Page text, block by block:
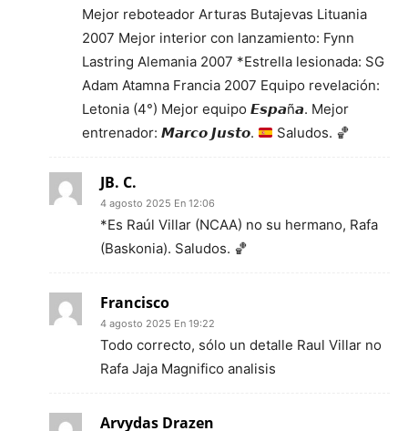
Mejor reboteador Arturas Butajevas Lituania
2007 Mejor interior con lanzamiento: Fynn
Lastring Alemania 2007 *Estrella lesionada: SG
Adam Atamna Francia 2007 Equipo revelación:
Letonia (4°) Mejor equipo 𝙀𝙨𝙥𝙖ñ𝙖. Mejor
entrenador: 𝙈𝙖𝙧𝙘𝙤 𝙅𝙪𝙨𝙩𝙤.
Saludos. 🏀
JB. C.
4 agosto 2025 En 12:06
*Es Raúl Villar (NCAA) no su hermano, Rafa
(Baskonia). Saludos. 🏀
Francisco
4 agosto 2025 En 19:22
Todo correcto, sólo un detalle Raul Villar no
Rafa Jaja Magnifico analisis
Arvydas Drazen